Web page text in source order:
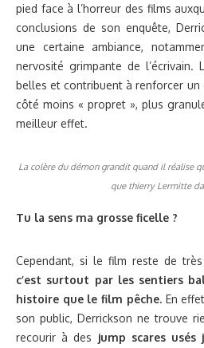
pied face à l’horreur des films
conclusions de son enquête,
une certaine ambiance,
nervosité grimpante de l’écrivain.
belles et contribuent à renforcer un
côté moins « propret », plus
meilleur effet.
La colère du démon grandit quand il réalise
que thierry Lermitte
Tu la sens ma grosse ficelle ?
Cependant, si le film reste de
c’est surtout par les sentiers
histoire que le film pêche.En
son public, Derrickson ne trouve
recourir à des jump scares usés